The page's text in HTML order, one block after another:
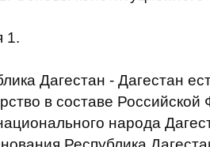
1.
Дагестан - Дагестан
в составе
народа